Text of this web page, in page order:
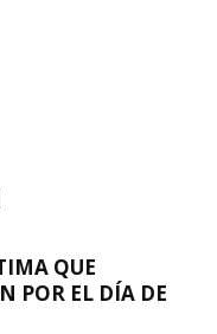
QUE
POR EL DÍA DE